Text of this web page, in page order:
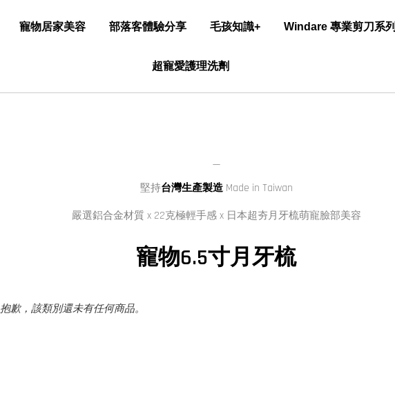
寵物居家美容 部落客體驗分享 毛孩知識+ Windare 專業剪刀系列
超寵愛護理洗劑
堅持台灣生產製造Made in Taiwan
嚴選鋁合金材質 x 22克極輕手感 x 日本超夯月牙梳萌寵臉部美容
寵物6.5寸月牙梳
抱歉，該類別還未有任何商品。